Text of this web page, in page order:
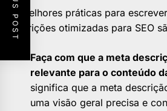
As melhores práticas para
descrições otimizadas para SEO
Faça com que a meta
relevante para o conteúdo
significa que a meta
uma visão geral precisa e